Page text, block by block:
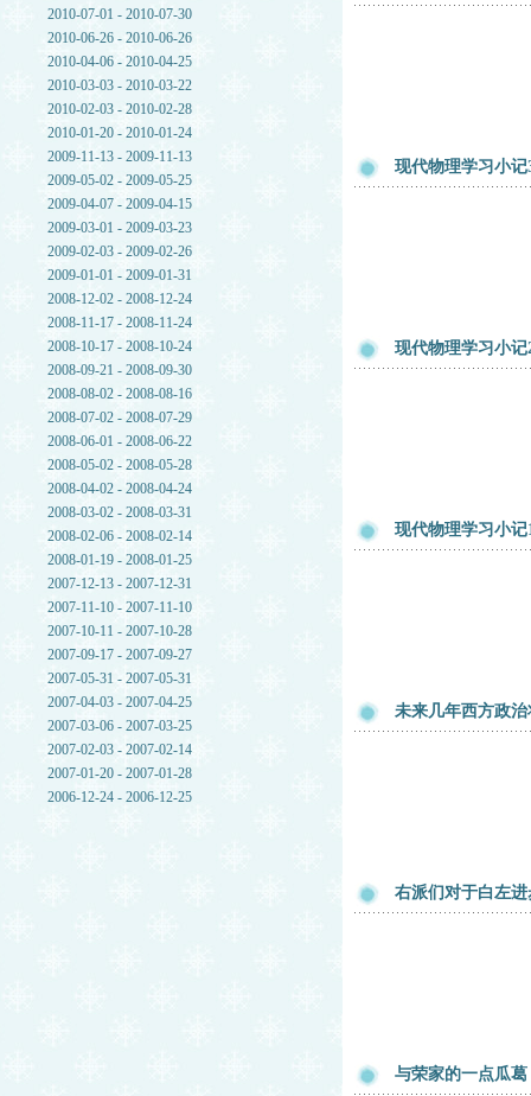
2010-07-01 - 2010-07-30
2010-06-26 - 2010-06-26
2010-04-06 - 2010-04-25
2010-03-03 - 2010-03-22
2010-02-03 - 2010-02-28
2010-01-20 - 2010-01-24
2009-11-13 - 2009-11-13
2009-05-02 - 2009-05-25
2009-04-07 - 2009-04-15
2009-03-01 - 2009-03-23
2009-02-03 - 2009-02-26
2009-01-01 - 2009-01-31
2008-12-02 - 2008-12-24
2008-11-17 - 2008-11-24
2008-10-17 - 2008-10-24
2008-09-21 - 2008-09-30
2008-08-02 - 2008-08-16
2008-07-02 - 2008-07-29
2008-06-01 - 2008-06-22
2008-05-02 - 2008-05-28
2008-04-02 - 2008-04-24
2008-03-02 - 2008-03-31
2008-02-06 - 2008-02-14
2008-01-19 - 2008-01-25
2007-12-13 - 2007-12-31
2007-11-10 - 2007-11-10
2007-10-11 - 2007-10-28
2007-09-17 - 2007-09-27
2007-05-31 - 2007-05-31
2007-04-03 - 2007-04-25
2007-03-06 - 2007-03-25
2007-02-03 - 2007-02-14
2007-01-20 - 2007-01-28
2006-12-24 - 2006-12-25
现代物理学习小
现代物理学习小
现代物理学习小
未来几年西方政
右派们对于白左
与荣家的一点瓜葛